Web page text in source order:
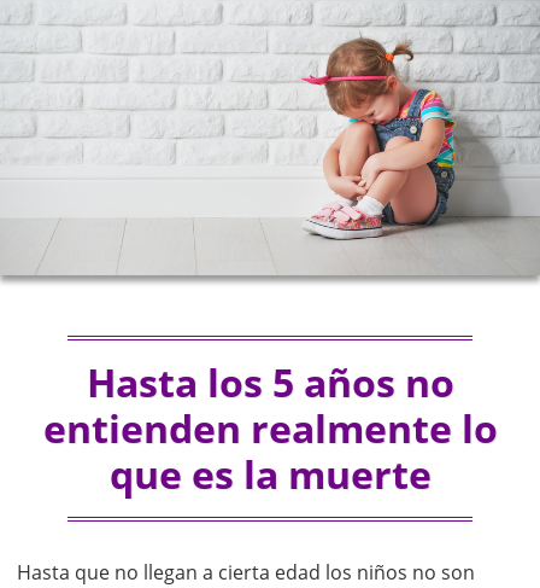
Hasta los 5 años no
entienden realmente lo
que es la muerte
Hasta que no llegan a cierta edad los niños no son